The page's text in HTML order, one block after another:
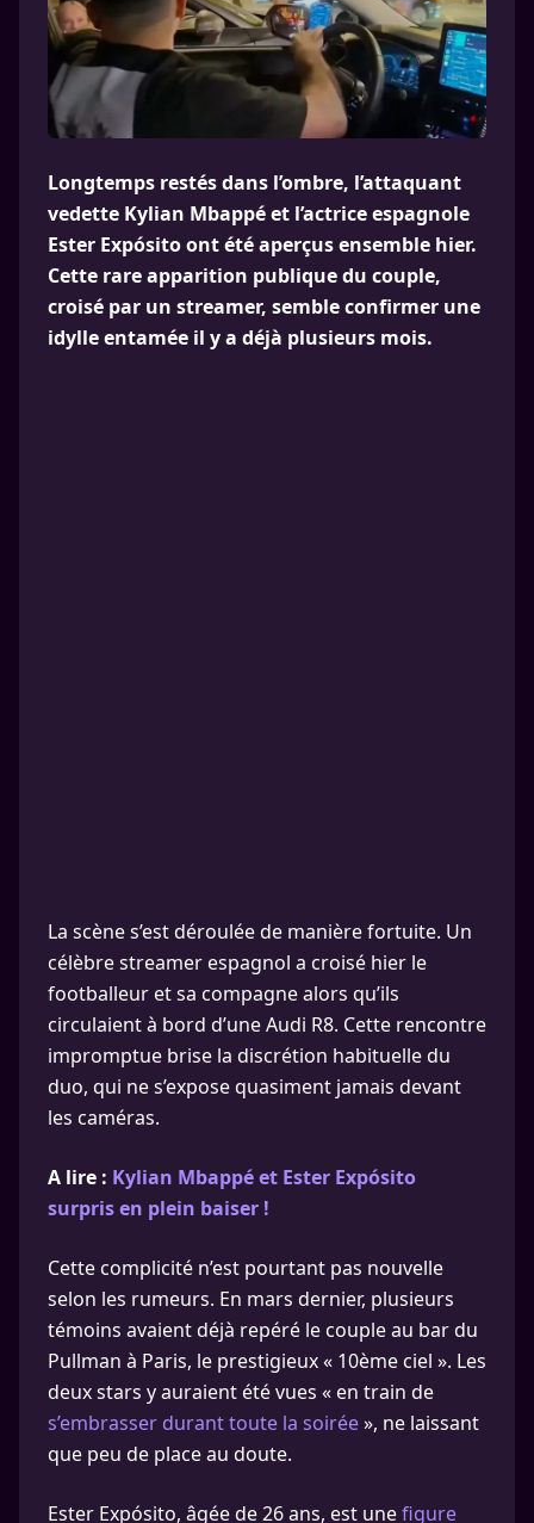
Longtemps restés dans l’ombre, l’attaquant
vedette Kylian Mbappé et l’actrice espagnole
Ester Expósito ont été aperçus ensemble hier.
Cette rare apparition publique du couple,
croisé par un streamer, semble confirmer une
idylle entamée il y a déjà plusieurs mois.
La scène s’est déroulée de manière fortuite. Un
célèbre streamer espagnol a croisé hier le
footballeur et sa compagne alors qu’ils
circulaient à bord d’une Audi R8. Cette rencontre
impromptue brise la discrétion habituelle du
duo, qui ne s’expose quasiment jamais devant
les caméras.
A lire : Kylian Mbappé et Ester Expósito
surpris en plein baiser !
Cette complicité n’est pourtant pas nouvelle
selon les rumeurs. En mars dernier, plusieurs
témoins avaient déjà repéré le couple au bar du
Pullman à Paris, le prestigieux « 10ème ciel ». Les
deux stars y auraient été vues « en train de
s’embrasser durant toute la soirée», ne laissant
que peu de place au doute.
Ester Expósito, âgée de 26 ans, est unefigure